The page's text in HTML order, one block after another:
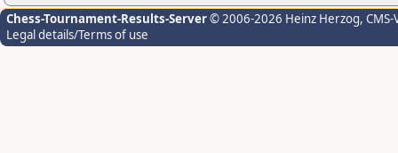
Chess-Tournament-Results-Server© 2006-2026 Heinz Herzog,
Legal details/Terms of use